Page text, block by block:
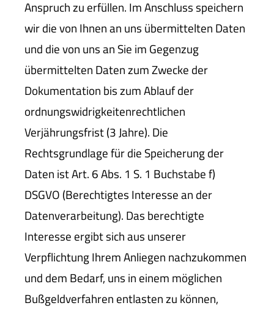
Anspruch zu erfüllen. Im Anschluss speichern
wir die von Ihnen an uns übermittelten Daten
und die von uns an Sie im Gegenzug
übermittelten Daten zum Zwecke der
Dokumentation bis zum Ablauf der
ordnungswidrigkeitenrechtlichen
Verjährungsfrist (3 Jahre). Die
Rechtsgrundlage für die Speicherung der
Daten ist Art. 6 Abs. 1 S. 1 Buchstabe f)
DSGVO (Berechtigtes Interesse an der
Datenverarbeitung). Das berechtigte
Interesse ergibt sich aus unserer
Verpflichtung Ihrem Anliegen nachzukommen
und dem Bedarf, uns in einem möglichen
Bußgeldverfahren entlasten zu können,